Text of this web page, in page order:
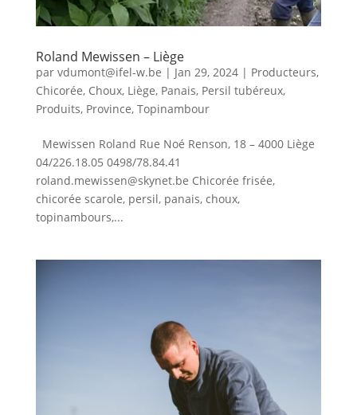
Roland Mewissen – Liège
par vdumont@ifel-w.be | Jan 29, 2024| Producteurs,
Chicorée, Choux, Liège, Panais, Persil tubéreux,
Produits, Province, Topinambour
Mewissen Roland Rue Noé Renson, 18 – 4000 Liège
04/226.18.05 0498/78.84.41
roland.mewissen@skynet.be Chicorée frisée,
chicorée scarole, persil, panais, choux,
topinambours,...